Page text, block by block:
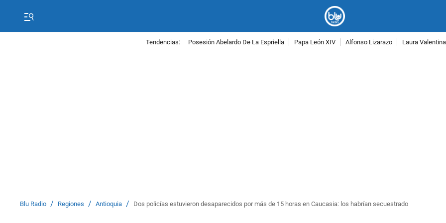
Tendencias: Posesión Abelardo De La Espriella Papa León XIV Alfonso Lizarazo Laura
Blu Radio / Regiones / Antioquia / Dos policías estuvieron desaparecidos por más de 15 horas en Caucasia: los habrían secuestrado